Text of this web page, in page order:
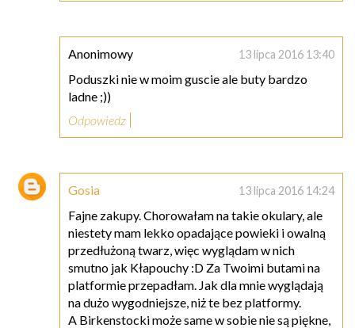
Anonimowy 13 lipca 2016 13:40
Poduszki nie w moim guscie ale buty bardzo
ladne ;))
Odpowiedz
Gosia 13 lipca 2016 14:24
Fajne zakupy. Chorowałam na takie okulary, ale
niestety mam lekko opadające powieki i owalną
przedłużoną twarz, więc wyglądam w nich
smutno jak Kłapouchy :D Za Twoimi butami na
platformie przepadłam. Jak dla mnie wyglądają
na dużo wygodniejsze, niż te bez platformy.
A Birkenstocki może same w sobie nie są piękne,